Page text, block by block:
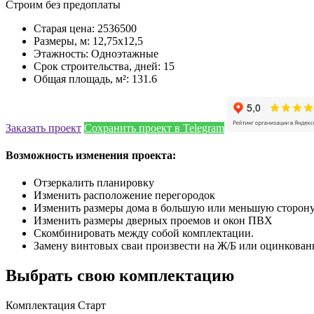
Строим без предоплаты
Старая цена: 2536500
Размеры, м: 12,75x12,5
Этажность: Одноэтажные
Срок строительства, дней: 15
Общая площадь, м²: 131.6
Заказать проект Сохранить проект в Telegram
Возможность изменения проекта:
Отзеркалить планировку
Изменить расположение перегородок
Изменить размеры дома в большую или меньшую
Изменить размеры дверных проемов и окон ПВХ
Скомбинировать между собой комплектации.
Замену винтовых сваи произвести на Ж/Б или
Выбрать свою комплектацию
Комплектация Старт